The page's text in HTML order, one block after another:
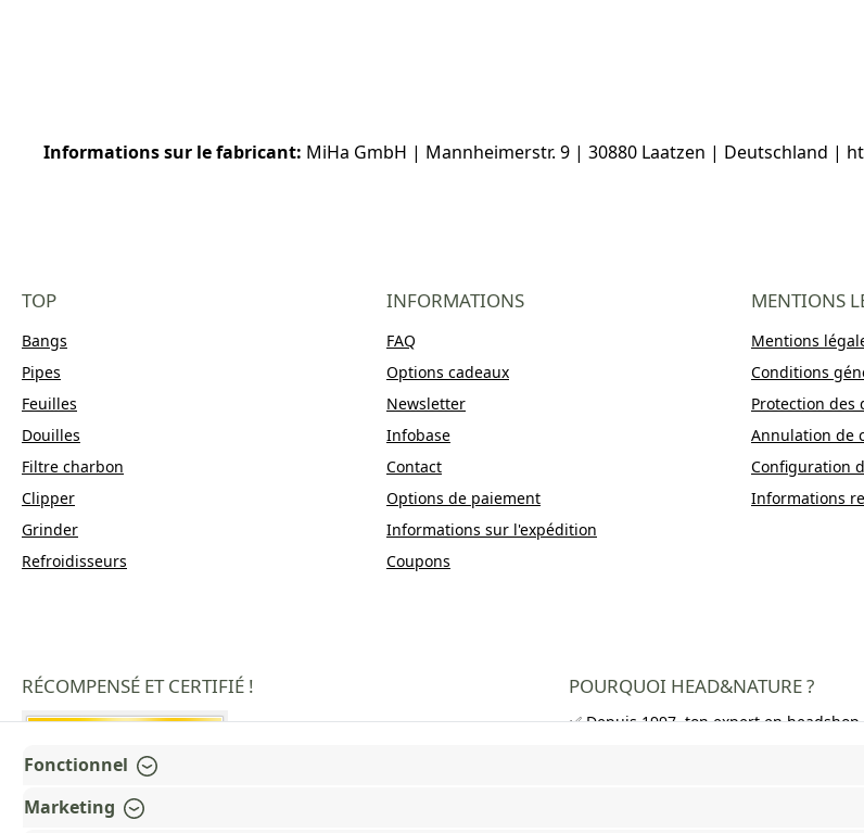
Informations sur le fabricant: MiHa GmbH | Mannheimerstr. 9 | 30880 Laatzen | Deutschland |
TOP
Bangs
Pipes
Feuilles
Douilles
Filtre charbon
Clipper
Grinder
Refroidisseurs
INFORMATIONS
FAQ
Options cadeaux
Newsletter
Infobase
Contact
Options de paiement
Informations sur l'expédition
Coupons
MENTIONS
Mentions
Conditions
Protection des
Annulation de
Configuration
Informations
RÉCOMPENSÉ ET CERTIFIÉ ! POURQUOI HEAD&NATURE ?
✅ Depuis 1997, ton expert en headshop
Fonctionnel
Marketing